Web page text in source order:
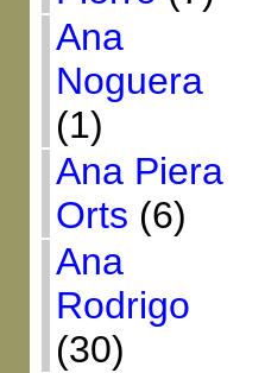
Ana
Noguera
(1)
Ana Piera
Orts (6)
Ana
Rodrigo
(30)